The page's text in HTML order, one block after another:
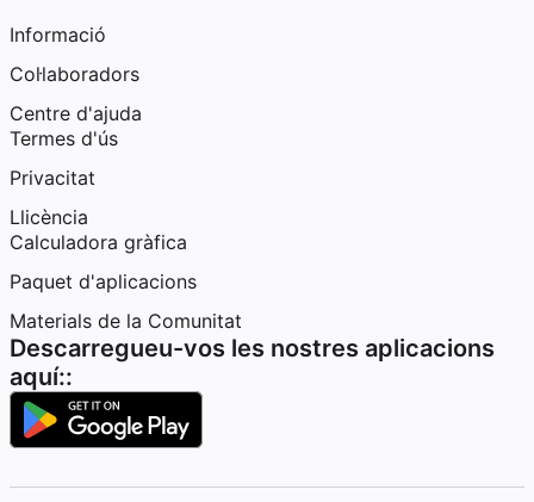
Informació
Col·laboradors
Centre d'ajuda
Termes d'ús
Privacitat
Llicència
Calculadora gràfica
Paquet d'aplicacions
Materials de la Comunitat
Descarregueu-vos les nostres aplicacions
aquí::